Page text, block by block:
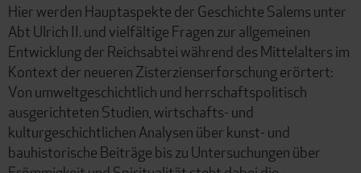
Hier werden Hauptaspekte der Geschichte Salems unter
Abt Ulrich II. und vielfältige Fragen zur allgemeinen
Entwicklung der Reichsabtei während des Mittelalters im
Kontext der neueren Zisterzienserforschung erörtert:
Von umweltgeschichtlich und herrschaftspolitisch
ausgerichteten Studien, wirtschafts- und
kulturgeschichtlichen Analysen über kunst- und
bauhistorische Beiträge bis zu Untersuchungen über